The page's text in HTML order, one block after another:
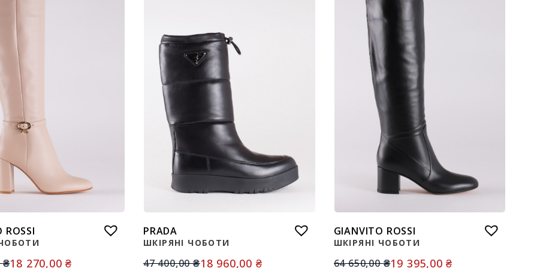
ROSSI
₴18 270,00₴
PRADA
ШКІРЯНІ ЧОБОТИ
47 400,00₴18 960,00 ₴
GIANVITO ROSSI
ШКІРЯНІ ЧОБОТИ
64 650,00₴19 395,00₴